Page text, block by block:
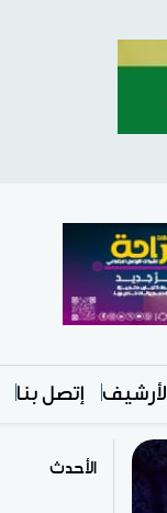
الأرشيف إتصل بنا
الأحدث